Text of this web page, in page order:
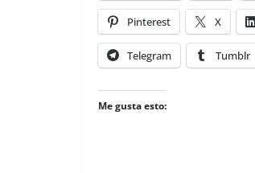
Pinterest X
Telegram Tumblr
Me gusta esto: